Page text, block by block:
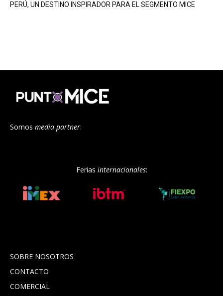
PERÚ, UN DESTINO INSPIRADOR PARA EL SEGMENTO MICE
Somos media partner:
Ferias internacionales:
SOBRE NOSOTROS
CONTACTO
COMERCIAL